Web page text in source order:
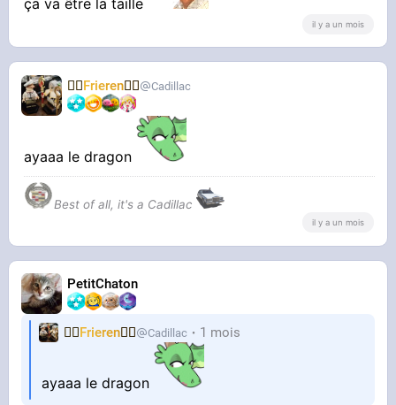
ça va être la taille
il y a un mois
🧝‍♀️Frieren🧝‍♀️ Cadillac
ayaaa le dragon
Best of all, it's a Cadillac
il y a un mois
PetitChaton
🧝‍♀️Frieren🧝‍♀️ Cadillac 1 mois
ayaaa le dragon